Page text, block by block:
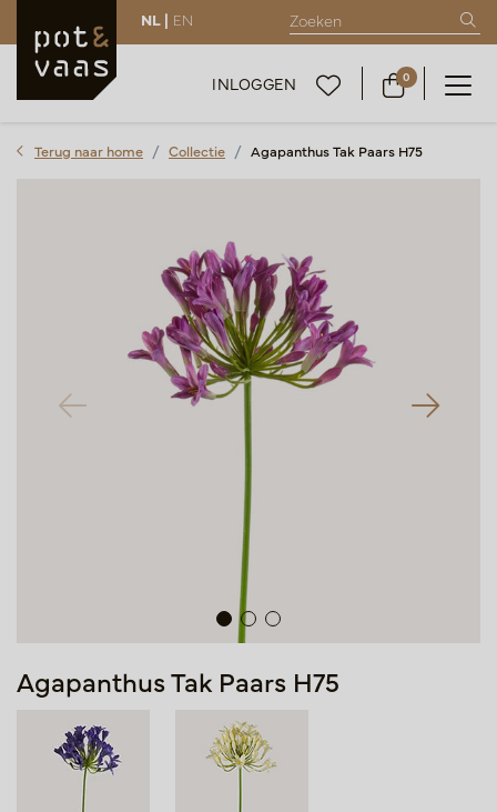
NL | EN
INLOGGEN 0
Terug naar home Collectie Agapanthus Tak Paars H75
Agapanthus Tak Paars H75